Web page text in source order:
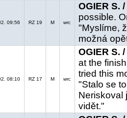
09:56 RZ 19 M wrc
OGIER S.
possible.
"Myslíme,
možná
08:10 RZ 17 M wrc
OGIER S.
at the
tried this
"Stalo se
Neriskoval
vidět."